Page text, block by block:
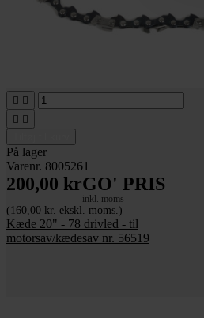
 
 
På lager
Varenr. 8005261
200,00 krGO' PRIS
inkl. moms
(160,00 kr. ekskl. moms.)
Kæde 20" - 78 drivled - til
motorsav/kædesav nr. 56519